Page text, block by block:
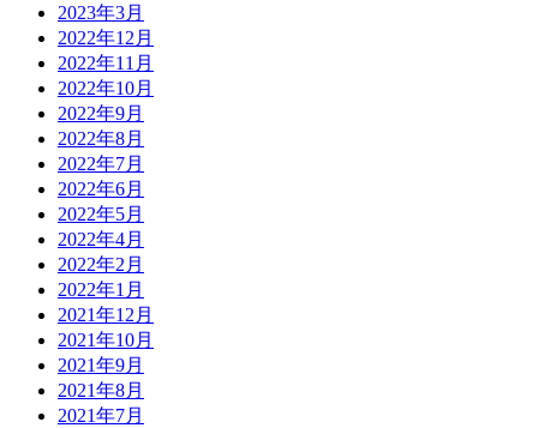
2023年3月
2022年12月
2022年11月
2022年10月
2022年9月
2022年8月
2022年7月
2022年6月
2022年5月
2022年4月
2022年2月
2022年1月
2021年12月
2021年10月
2021年9月
2021年8月
2021年7月